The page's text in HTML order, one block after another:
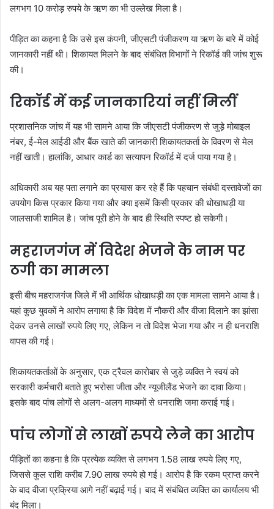
लगभग 10 करोड़ रुपये के ऋण का भी उल्लेख मिला है।
पीड़ित का कहना है कि उसे इस कंपनी, जीएसटी पंजीकरण या ऋण के बारे में कोई
जानकारी नहीं थी। शिकायत मिलने के बाद संबंधित विभागों ने रिकॉर्ड की जांच शुरू
की।
रिकॉर्ड में कई जानकारियां नहीं मिलीं
प्रशासनिक जांच में यह भी सामने आया कि जीएसटी पंजीकरण से जुड़े मोबाइल
नंबर, ई-मेल आईडी और बैंक खाते की जानकारी शिकायतकर्ता के विवरण से मेल
नहीं खाती। हालांकि, आधार कार्ड का सत्यापन रिकॉर्ड में दर्ज पाया गया है।
अधिकारी अब यह पता लगाने का प्रयास कर रहे हैं कि पहचान संबंधी दस्तावेजों का
उपयोग किस प्रकार किया गया और क्या इसमें किसी प्रकार की धोखाधड़ी या
जालसाजी शामिल है। जांच पूरी होने के बाद ही स्थिति स्पष्ट हो सकेगी।
महराजगंज में विदेश भेजने के नाम पर
ठगी का मामला
इसी बीच महराजगंज जिले में भी आर्थिक धोखाधड़ी का एक मामला सामने आया है।
यहां कुछ युवकों ने आरोप लगाया है कि विदेश में नौकरी और वीजा दिलाने का झांसा
देकर उनसे लाखों रुपये लिए गए, लेकिन न तो विदेश भेजा गया और न ही धनराशि
वापस की गई।
शिकायतकर्ताओं के अनुसार, एक ट्रैवल कारोबार से जुड़े व्यक्ति ने स्वयं को
सरकारी कर्मचारी बताते हुए भरोसा जीता और न्यूजीलैंड भेजने का दावा किया।
इसके बाद पांच लोगों से अलग-अलग माध्यमों से धनराशि जमा कराई गई।
पांच लोगों से लाखों रुपये लेने का आरोप
पीड़ितों का कहना है कि प्रत्येक व्यक्ति से लगभग 1.58 लाख रुपये लिए गए,
जिससे कुल राशि करीब 7.90 लाख रुपये हो गई। आरोप है कि रकम प्राप्त करने
के बाद वीजा प्रक्रिया आगे नहीं बढ़ाई गई। बाद में संबंधित व्यक्ति का कार्यालय भी
बंद मिला।